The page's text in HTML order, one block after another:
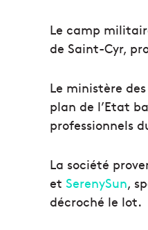
Le camp
de Saint-Cyr,
Le ministère
plan de l’Etat
professionnels
La société
et SerenySun,
décroché le lot.